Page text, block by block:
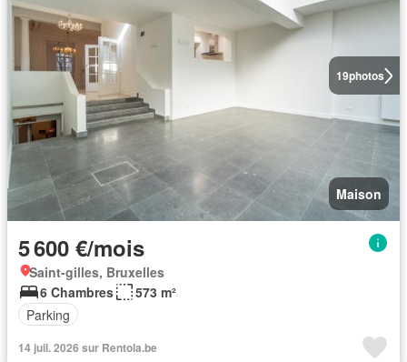
19photos
Maison
5 600 €/mois
Saint-gilles, Bruxelles
6 Chambres
573 m²
Parking
14 juil. 2026 sur Rentola.be